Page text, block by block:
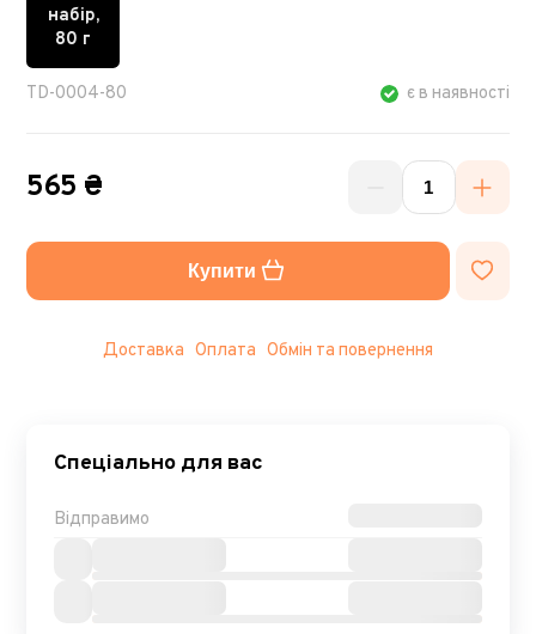
набір,
80 г
TD-0004-80 є в наявності
565 ₴
Купити
Доставка Оплата Обмін та повернення
Спеціально для вас
Відправимо